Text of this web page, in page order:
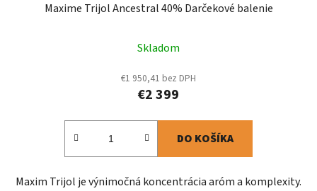
Maxime Trijol Ancestral 40% Darčekové balenie
Skladom
€1 950,41 bez DPH
€2 399
DO KOŠÍKA
Maxim Trijol je výnimočná koncentrácia aróm a komplexity.